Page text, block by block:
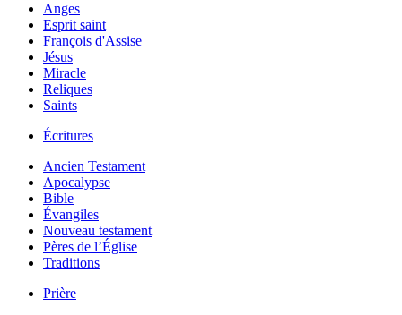
Anges
Esprit saint
François d'Assise
Jésus
Miracle
Reliques
Saints
Écritures
Ancien Testament
Apocalypse
Bible
Évangiles
Nouveau testament
Pères de l’Église
Traditions
Prière